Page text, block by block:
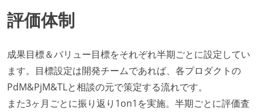
評価体制
成果目標＆バリュー目標をそれぞれ半期ごとに設定してい
ます。目標設定は開発チームであれば、各プロダクトの
PdM&PjM&TLと相談の元で策定する流れです。
また3ヶ月ごとに振り返り1on1を実施。半期ごとに評価査